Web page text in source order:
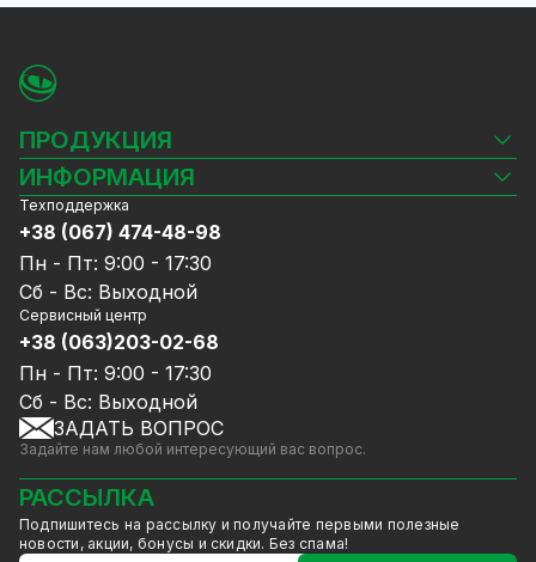
ПРОДУКЦИЯ
Камеры видеонаблюдения
Видеорегистраторы
Комплекты видеонаблюдения
СКУД
Источники питания
Сетевое оборудование
Ноутбуки и компьютеры
Аксессуары
Акции
Уцененный товар
GreenVision скидки
Мерч от GreenVision
Товары для дома
Товары снятые с производства
ИНФОРМАЦИЯ
Блог
Доставка и оплата
Гарантия и Сервисное обслуживание
Политика конфиденциальности
Договор публичной оферты
Сотрудничество
Услуги
Калькулятор расчёта объёма HDD
Техподдержка
+38 (067) 474-48-98
Пн - Пт: 9:00 - 17:30
Сб - Вс: Выходной
Сервисный центр
+38 (063)203-02-68
Пн - Пт: 9:00 - 17:30
Сб - Вс: Выходной
ЗАДАТЬ ВОПРОС
Задайте нам любой интересующий вас вопрос.
РАССЫЛКА
Подпишитесь на рассылку и получайте первыми полезные
новости, акции, бонусы и скидки. Без спама!